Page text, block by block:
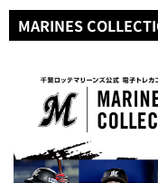
MARINES